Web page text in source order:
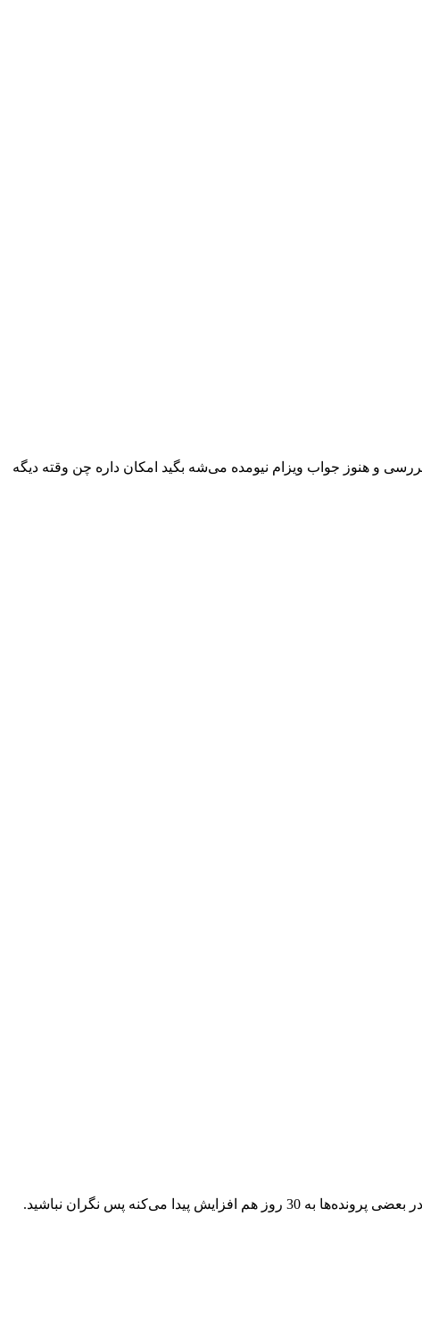
سفارت آلمان درحال بررسی و هنوز جواب ویزام نیومده می‌شه بگید امکان داره چن وقته دیگه